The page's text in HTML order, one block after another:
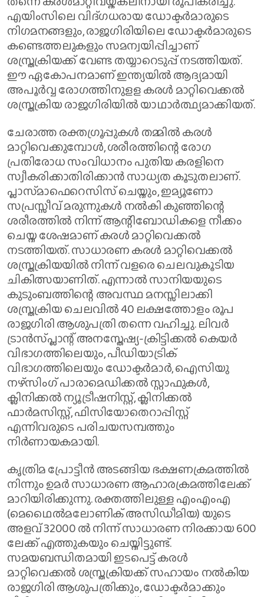
എയിംസിലെ വിദ്ഗധരായ ഡോക്ടർമാരുടെ
നിഗമനങ്ങളും, രാജഗിരിയിലെ ഡോക്ടർമാരുടെ
കണ്ടെത്തലുകളും സമന്വയിപ്പിച്ചാണ്
ശസ്ത്രക്രിയക്ക് വേണ്ട തയ്യാറെടുപ്പ് നടത്തിയത്.
ഈ ഏകോപനമാണ് ഇന്ത്യയിൽ ആദ്യമായി
അപൂർവ്വ രോഗത്തിനുളള കരൾ മാറ്റിവെക്കൽ
ശസ്ത്രക്രിയ രാജഗിരിയിൽ യാഥാർത്ഥ്യമാക്കിയത്.
ചേരാത്ത രക്തഗ്രൂപ്പുകൾ തമ്മിൽ കരൾ
മാറ്റിവെക്കുമ്പോൾ, ശരീരത്തിന്റെ രോഗ
പ്രതിരോധ സംവിധാനം പുതിയ കരളിനെ
സ്വീകരിക്കാതിരിക്കാൻ സാധ്യത കൂടുതലാണ്.
പ്ലാസ്‌മാഫെറെസിസ് ചെയ്തും, ഇമ്യൂണോ
സപ്രസ്സീവ് മരുന്നുകൾ നൽകി കുഞ്ഞിന്റെ
ശരീരത്തിൽ നിന്ന് ആന്റിബോഡികളെ നീക്കം
ചെയ്ത ശേഷമാണ് കരൾ മാറ്റിവെക്കൽ
നടത്തിയത്. സാധാരണ കരൾ മാറ്റിവെക്കൽ
ശസ്ത്രക്രിയയിൽ നിന്ന് വളരെ ചെലവുകൂടിയ
ചികിത്സയാണിത്. എന്നാൽ സാനിയയുടെ
കുടുംബത്തിന്റെ അവസ്ഥ മനസ്സിലാക്കി
ശസ്ത്രക്രിയ ചെലവിൽ 40 ലക്ഷത്തോളം രൂപ
രാജഗിരി ആശുപത്രി തന്നെ വഹിച്ചു. ലിവർ
ട്രാൻസ്‌പ്ലാന്റ് അനസ്തേഷ്യ-ക്രിട്ടിക്കൽ കെയർ
വിഭാഗത്തിലെയും, പീഡിയാട്രിക്
വിഭാഗത്തിലെയും ഡോക്ടർമാർ, ഐസിയു
നഴ്സിംഗ് പാരാമെഡിക്കൽ സ്റ്റാഫുകൾ,
ക്ലിനിക്കൽ ന്യൂട്രീഷനിസ്റ്റ്, ക്ലിനിക്കൽ
ഫാർമസിസ്റ്റ്, ഫിസിയോതെറാപ്പിസ്റ്റ്
എന്നിവരുടെ പരിചയസമ്പത്തും
നിർണായകമായി.
കൃത്രിമ പ്രോട്ടീൻ അടങ്ങിയ ഭക്ഷണക്രമത്തിൽ
നിന്നും ഉമർ സാധാരണ ആഹാരക്രമത്തിലേക്ക്
മാറിയിരിക്കുന്നു. രക്തത്തിലുള്ള എംഎംഎ
(മെഥൈൽമലോണിക് അസിഡീമിയ) യുടെ
അളവ് 32000 ൽ നിന്ന് സാധാരണ നിരക്കായ 600
ലേക്ക് എത്തുകയും ചെയ്തിട്ടുണ്ട്.
സമയബന്ധിതമായി ഇടപെട്ട് കരൾ
മാറ്റിവെക്കൽ ശസ്ത്രക്രിയക്ക് സഹായം നൽകിയ
രാജഗിരി ആശുപത്രിക്കും, ഡോക്ടർമാക്കും